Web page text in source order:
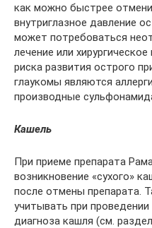
как можно быстрее
внутриглазное давление
может потребоваться
лечение или
риска развития острого
глаукомы являются
производные
Кашель
При приеме препарата
возникновение «сухого»
после отмены препарата.
учитывать при
диагноза кашля (см.